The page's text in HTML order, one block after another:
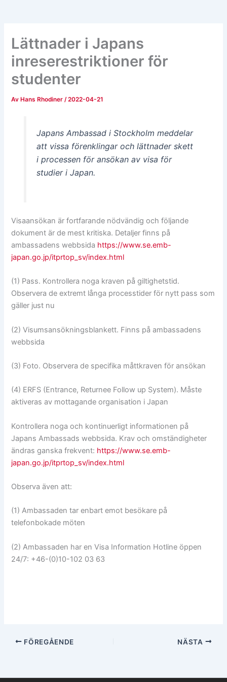
Lättnader i Japans
inreserestriktioner för
studenter
Av Hans Rhodiner/2022-04-21
Japans Ambassad i Stockholm meddelar
att vissa förenklingar och lättnader skett
i processen för ansökan av visa för
studier i Japan.
Visaansökan är fortfarande nödvändig och följande
dokument är de mest kritiska. Detaljer finns på
ambassadens webbsida https://www.se.emb-
japan.go.jp/itprtop_sv/index.html
(1) Pass. Kontrollera noga kraven på giltighetstid.
Observera de extremt långa processtider för nytt pass som
gäller just nu
(2) Visumsansökningsblankett. Finns på ambassadens
webbsida
(3) Foto. Observera de specifika måttkraven för ansökan
(4) ERFS (Entrance, Returnee Follow up System). Måste
aktiveras av mottagande organisation i Japan
Kontrollera noga och kontinuerligt informationen på
Japans Ambassads webbsida. Krav och omständigheter
ändras ganska frekvent: https://www.se.emb-
japan.go.jp/itprtop_sv/index.html
Observa även att:
(1) Ambassaden tar enbart emot besökare på
telefonbokade möten
(2) Ambassaden har en Visa Information Hotline öppen
24/7: +46-(0)10-102 03 63
FÖREGÅENDE NÄSTA